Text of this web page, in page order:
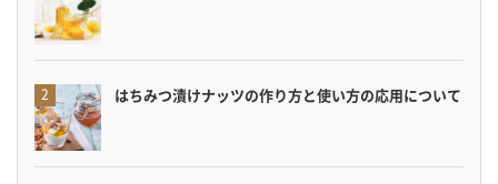
はちみつ漬けナッツの作り方と使い方の応用について